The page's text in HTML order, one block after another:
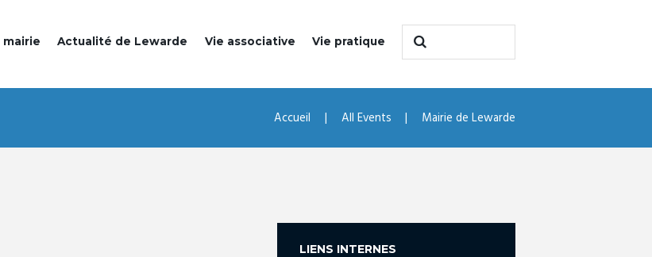
mairie Actualité de Lewarde Vie associative Vie pratique
Accueil All Events Mairie de Lewarde
LIENS INTERNES